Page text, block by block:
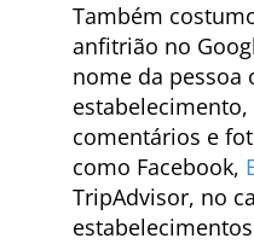
Também
anfitrião no
nome da pessoa
comentários e
como Facebook,
TripAdvisor, no